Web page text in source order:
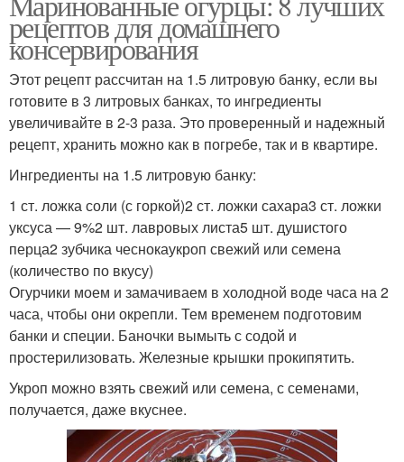
рецептов для домашнего
консервирования
Этот рецепт рассчитан на 1.5 литровую банку, если вы
готовите в 3 литровых банках, то ингредиенты
увеличивайте в 2-3 раза. Это проверенный и надежный
рецепт, хранить можно как в погребе, так и в квартире.
Ингредиенты на 1.5 литровую банку:
1 ст. ложка соли (с горкой)2 ст. ложки сахара3 ст. ложки
уксуса — 9%2 шт. лавровых листа5 шт. душистого
перца2 зубчика чеснокаукроп свежий или семена
(количество по вкусу)
Огурчики моем и замачиваем в холодной воде часа на 2
часа, чтобы они окрепли. Тем временем подготовим
банки и специи. Баночки вымыть с содой и
простерилизовать. Железные крышки прокипятить.
Укроп можно взять свежий или семена, с семенами,
получается, даже вкуснее.